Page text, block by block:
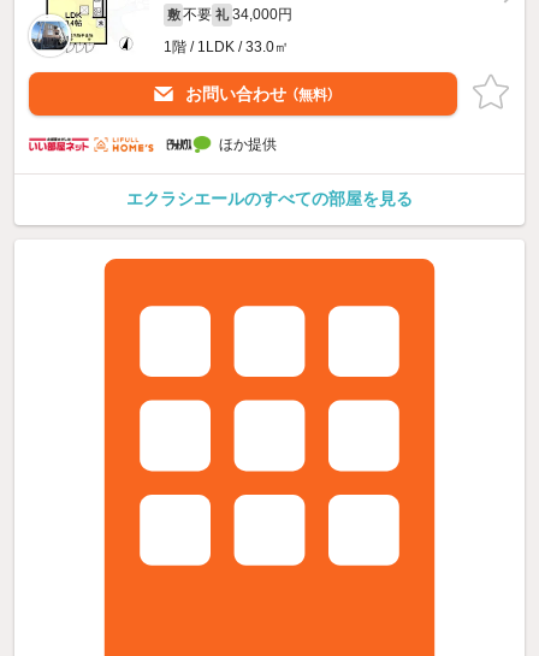
敷 不要 礼 34,000円
1階 / 1LDK / 33.0㎡
お問い合わせ （無料）
ほか提供
エクラシエールのすべての部屋を見る